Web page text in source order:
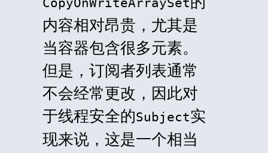
内容相对昂贵，尤其是
当容器包含很多元素。
但是，订阅者列表通常
不会经常更改，因此对
于线程安全的Subject实
现来说，这是一个相当